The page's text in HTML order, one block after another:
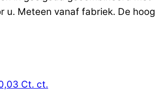
u. Meteen vanaf fabriek. De
Ct. ct.